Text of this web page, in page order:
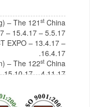
– The 121 stChina
– 15.4.17 – 5.5.17.
EXPO – 13.4.17 –
16.4.17.
– The 122 stChina
15.10.17 – 4.11.17
לצפייה בקטלוג